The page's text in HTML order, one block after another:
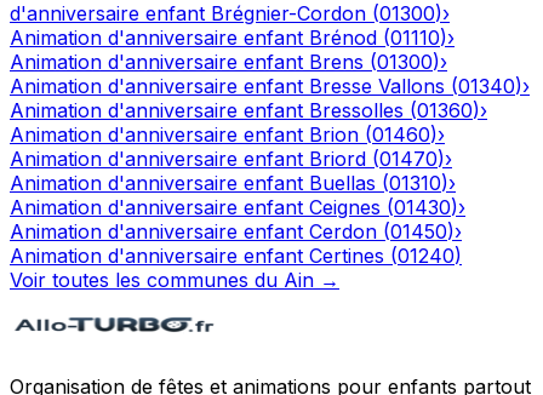
d'anniversaire enfant Brégnier-Cordon (01300)›
Animation d'anniversaire enfant Brénod (01110)›
Animation d'anniversaire enfant Brens (01300)›
Animation d'anniversaire enfant Bresse Vallons (01340)›
Animation d'anniversaire enfant Bressolles (01360)›
Animation d'anniversaire enfant Brion (01460)›
Animation d'anniversaire enfant Briord (01470)›
Animation d'anniversaire enfant Buellas (01310)›
Animation d'anniversaire enfant Ceignes (01430)›
Animation d'anniversaire enfant Cerdon (01450)›
Animation d'anniversaire enfant Certines (01240)
Voir toutes les communes du Ain →
Organisation de fêtes et animations pour enfants partout